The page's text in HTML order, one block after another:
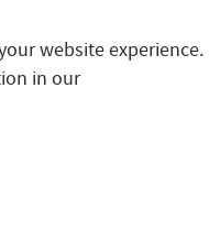
website experience.
in our